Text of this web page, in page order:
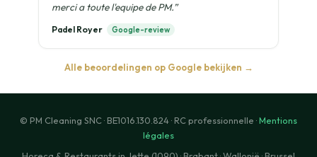
merci a toute l'equipe de PM.”
Padel Royer Google-review
Alle beoordelingen op Google bekijken →
© PM Cleaning SNC · BE1016.130.824 · RC professionnelle ·Mentions
légales